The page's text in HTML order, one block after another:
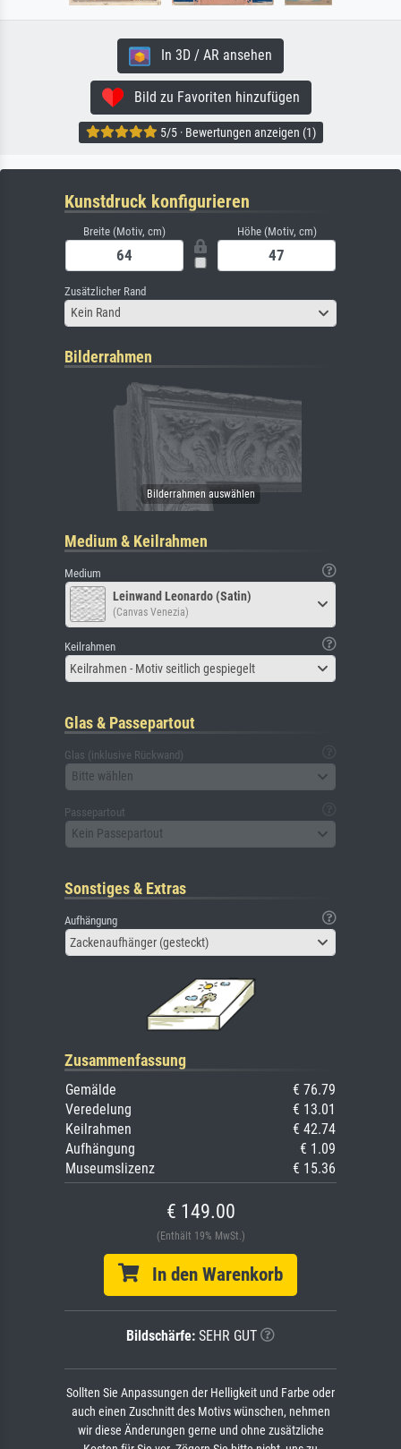
In 3D / AR ansehen
Bild zu Favoriten hinzufügen
5/5 · Bewertungen anzeigen (1)
Kunstdruck konfigurieren
Breite (Motiv, cm) Höhe (Motiv, cm)
Zusätzlicher Rand
Kein Rand
Bilderrahmen
Medium & Keilrahmen
Medium
Leinwand Leonardo (Satin)
(Canvas Venezia)
Keilrahmen
Keilrahmen - Motiv seitlich gespiegelt
Glas & Passepartout
Glas (inklusive Rückwand)
Bitte wählen
Passepartout
Kein Passepartout
Sonstiges & Extras
Aufhängung
Zackenaufhänger (gesteckt)
Zusammenfassung
Gemälde
€ 76.79
Veredelung
€ 13.01
Keilrahmen
€ 42.74
Aufhängung
€ 1.09
Museumslizenz
€ 15.36
€ 149.00
(Enthält 19% MwSt.)
In den Warenkorb
Bildschärfe: SEHR GUT
Sollten Sie Anpassungen der Helligkeit und Farbe oder
auch einen Zuschnitt des Motivs wünschen, nehmen
wir diese Änderungen gerne und ohne zusätzliche